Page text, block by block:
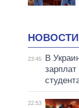
НОВОСТИ
23:45
В
22:53